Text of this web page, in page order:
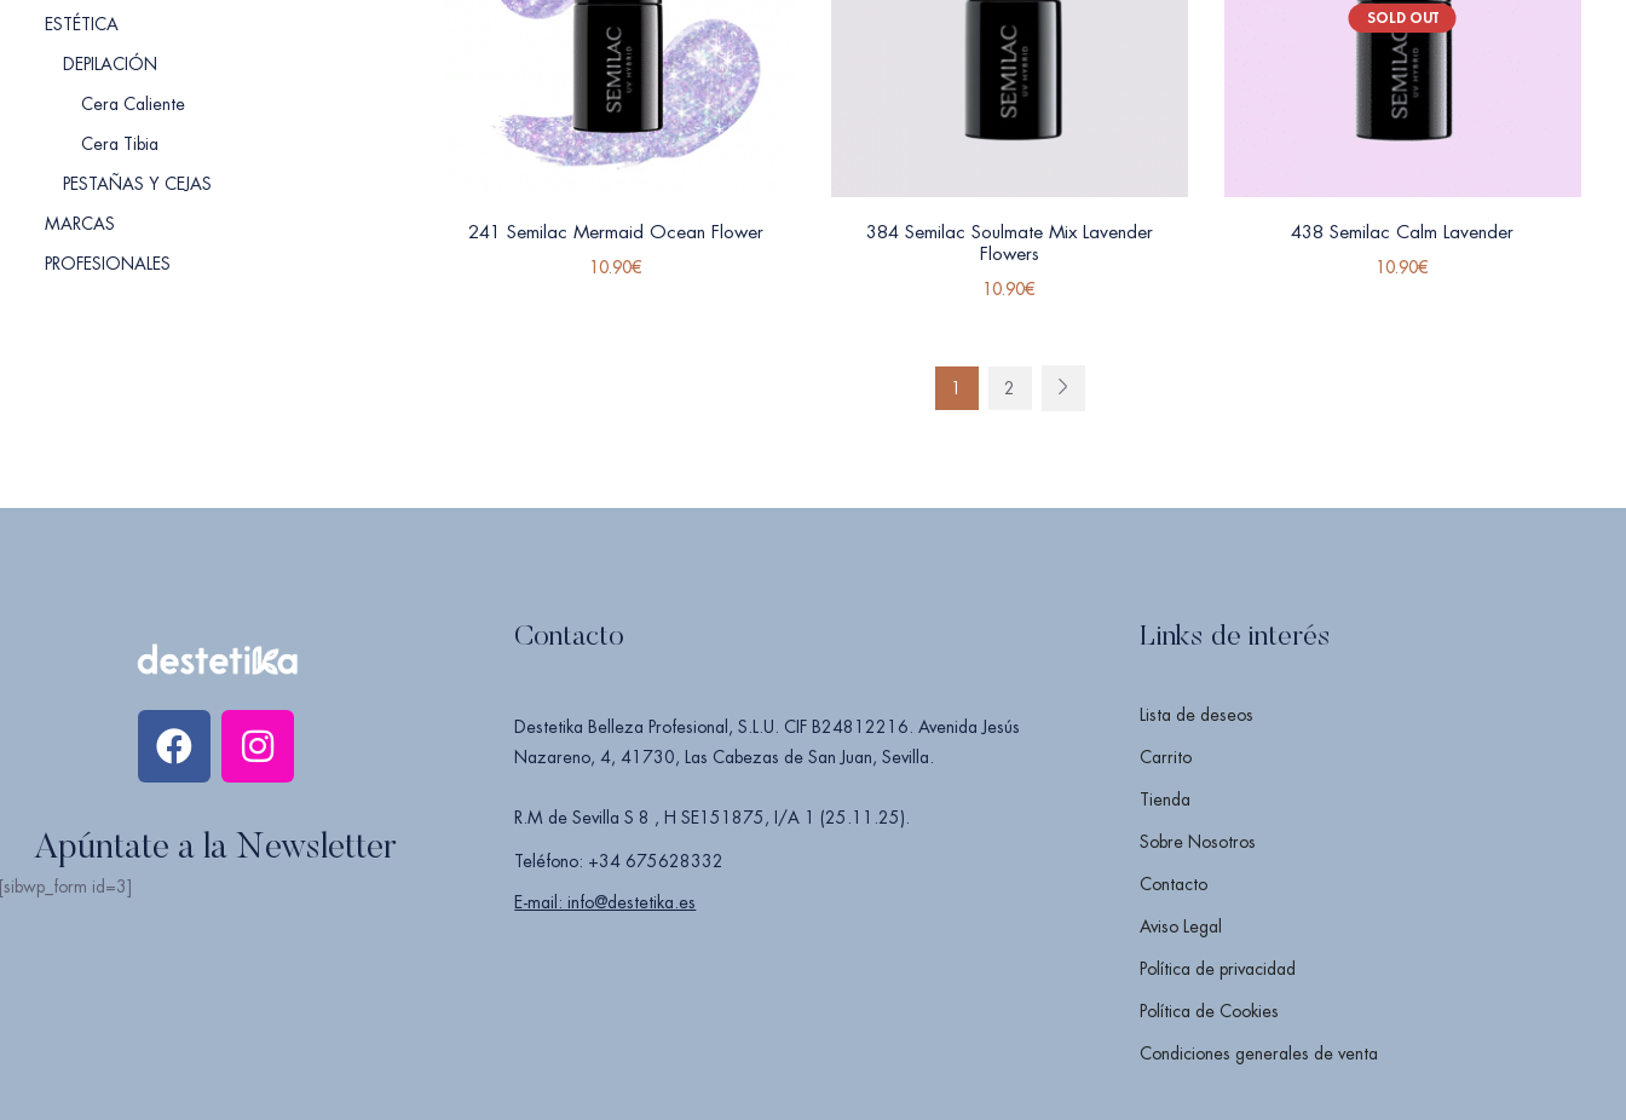
ESTÉTICA
DEPILACIÓN
Cera Caliente
Cera Tibia
PESTAÑAS Y CEJAS
MARCAS
PROFESIONALES
241 Semilac Mermaid Ocean Flower
10.90€
384 Semilac Soulmate Mix Lavender
Flowers
10.90€
SOLD OUT
438 Semilac Calm Lavender
10.90€
1 2
Apúntate a la Newsletter
id=3]
Contacto
Destetika Belleza Profesional, S.L.U. CIF B24812216. Avenida Jesús
Nazareno, 4, 41730, Las Cabezas de San Juan, Sevilla.
R.M de Sevilla S 8 , H SE151875, I/A 1 (25.11.25).
Teléfono: +34 675628332
E-mail: info@destetika.es
Links de interés
Lista de deseos
Carrito
Tienda
Sobre Nosotros
Contacto
Aviso Legal
Política de privacidad
Política de Cookies
Condiciones generales de venta